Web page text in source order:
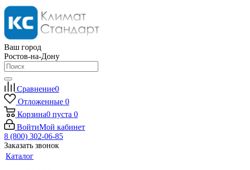
Ваш город
Ростов-на-Дону
Сравнение0
Отложенные 0
Корзина0 пуста 0
ВойтиМой кабинет
8 (800) 302-06-85
Заказать звонок
Каталог